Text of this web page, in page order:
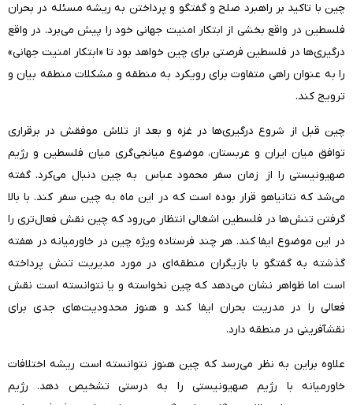
چین با تاکید بر راهبرد صلح و گفتگو و پرداختن به ریشه مسئله در بحران
فلسطین در واقع بخشی از ابتکار امنیت جهانی خود را پیش می‌برد. در واقع
درگیری‌ها در فلسطین فرصتی برای چین خواهد بود تا «ابتکار امنیت جهانی»
را به عنوان راهی متفاوت برای رویکرد به منطقه و مشکلات منطقه بیان و
ترویج کند.
چین قبل از شروع درگیری‌ها در غزه و بعد از تلاش موفقش در برقراری
توافق میان ایران و عربستان، موضوع میانجی‌گری میان فلسطین و رژیم
صهیونیستی را از زمان سفر محمود عباس به چین دنبال می‌کرد. گفته
می‌شد که نتانیاهو قرار بوده است که در این ماه به چین سفر کند. با بالا
گرفتن تنش‌ها در فلسطین اشغالی انتظار می‌رود که چین نقش فعال‌تری را
در این موضوع ایفا کند. هر چند فرستاده ویژه چین در خاورمیانه در هفته
گذشته به گفتگو با بازیگران منطقه‌ای در مورد مدیریت تنش پرداخته
است اما ظواهر نشان می‌دهد که چین نخواسته و یا نتوانسته است نقش
فعالی را در مدریت بحران ایفا کند و هنوز محدودیت‌های جدی برای
نقشآفرینی در منطقه دارد.
علاوه بر‌این به نظر می‌رسد که چین هنوز نتوانسته است ریشه اختلافات
خاورمیانه با رژیم صهیونیستی را به درستی تشخیص دهد. رژیم